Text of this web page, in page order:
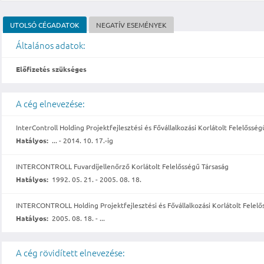
UTOLSÓ CÉGADATOK NEGATÍV ESEMÉNYEK
Általános adatok:
Előfizetés szükséges
A cég elnevezése:
InterControll Holding Projektfejlesztési és Fővállalkozási Korlátolt
Hatályos: ... - 2014. 10. 17.-ig
INTERCONTROLL Fuvardíjellenőrző Korlátolt Felelősségű Társaság
Hatályos: 1992. 05. 21. - 2005. 08. 18.
INTERCONTROLL Holding Projektfejlesztési és Fővállalkozási Korlátolt
Hatályos: 2005. 08. 18. - ...
A cég rövidített elnevezése: